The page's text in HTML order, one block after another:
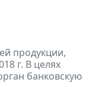
продукции,
г. В целях
банковскую